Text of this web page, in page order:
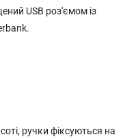
USB роз'ємом із
ручки фіксуються на